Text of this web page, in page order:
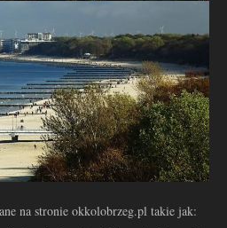
na stronie okkolobrzeg.pl takie jak: